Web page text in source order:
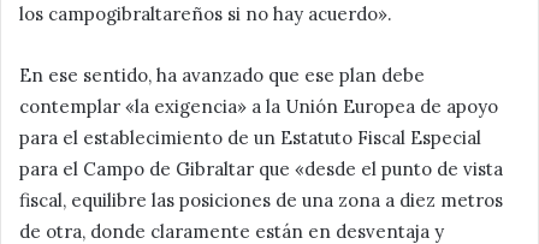
los campogibraltareños si no hay acuerdo».
En ese sentido, ha avanzado que ese plan debe
contemplar «la exigencia» a la Unión Europea de apoyo
para el establecimiento de un Estatuto Fiscal Especial
para el Campo de Gibraltar que «desde el punto de vista
fiscal, equilibre las posiciones de una zona a diez metros
de otra, donde claramente están en desventaja y